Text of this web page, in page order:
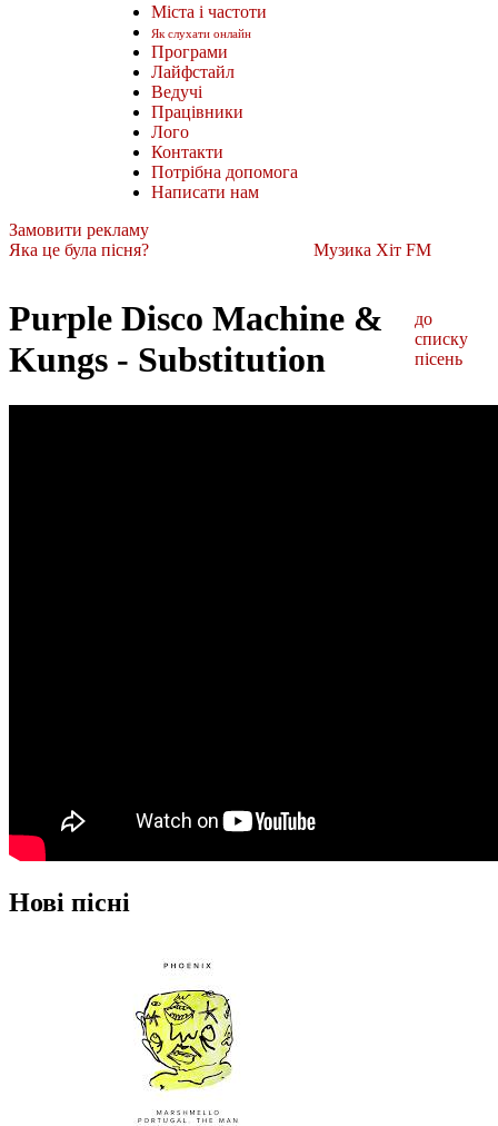
Міста і частоти
Як слухати онлайн
Програми
Лайфстайл
Ведучі
Працівники
Лого
Контакти
Потрібна допомога
Написати нам
Замовити рекламу
Яка це була пісня?
Музика Хіт FM
Purple Disco Machine &
Kungs - Substitution
до
списку
пісень
Нові пісні